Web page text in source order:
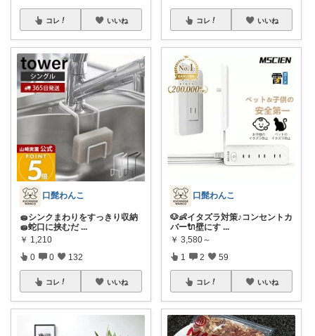
コレ いいね
口髭わんこ
🧽シンクまわりをすっきり収納
🧽蛇口に挟むだ ...
￥ 1,210
0 0 132
コレ いいね
コレ いいね
口髭わんこ
🐶👶イタズラ対策♪コンセントカ
バー🔌壁にす ...
￥ 3,580～
1 2 59
コレ いいね